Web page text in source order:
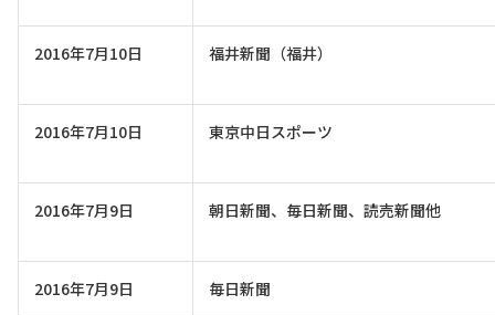
2016年7月10日 福井新聞（福井）
2016年7月10日 東京中日スポーツ
2016年7月9日 朝日新聞、毎日新聞、読売新聞他
2016年7月9日 毎日新聞